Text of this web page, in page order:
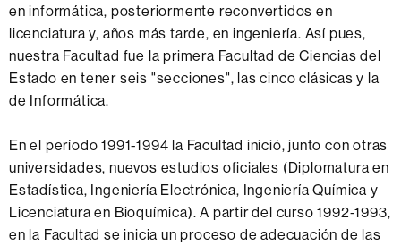
en informática, posteriormente reconvertidos en
licenciatura y, años más tarde, en ingeniería. Así pues,
nuestra Facultad fue la primera Facultad de Ciencias del
Estado en tener seis "secciones", las cinco clásicas y la
de Informática.
En el período 1991-1994 la Facultad inició, junto con otras
universidades, nuevos estudios oficiales (Diplomatura en
Estadística, Ingeniería Electrónica, Ingeniería Química y
Licenciatura en Bioquímica). A partir del curso 1992-1993,
en la Facultad se inicia un proceso de adecuación de las